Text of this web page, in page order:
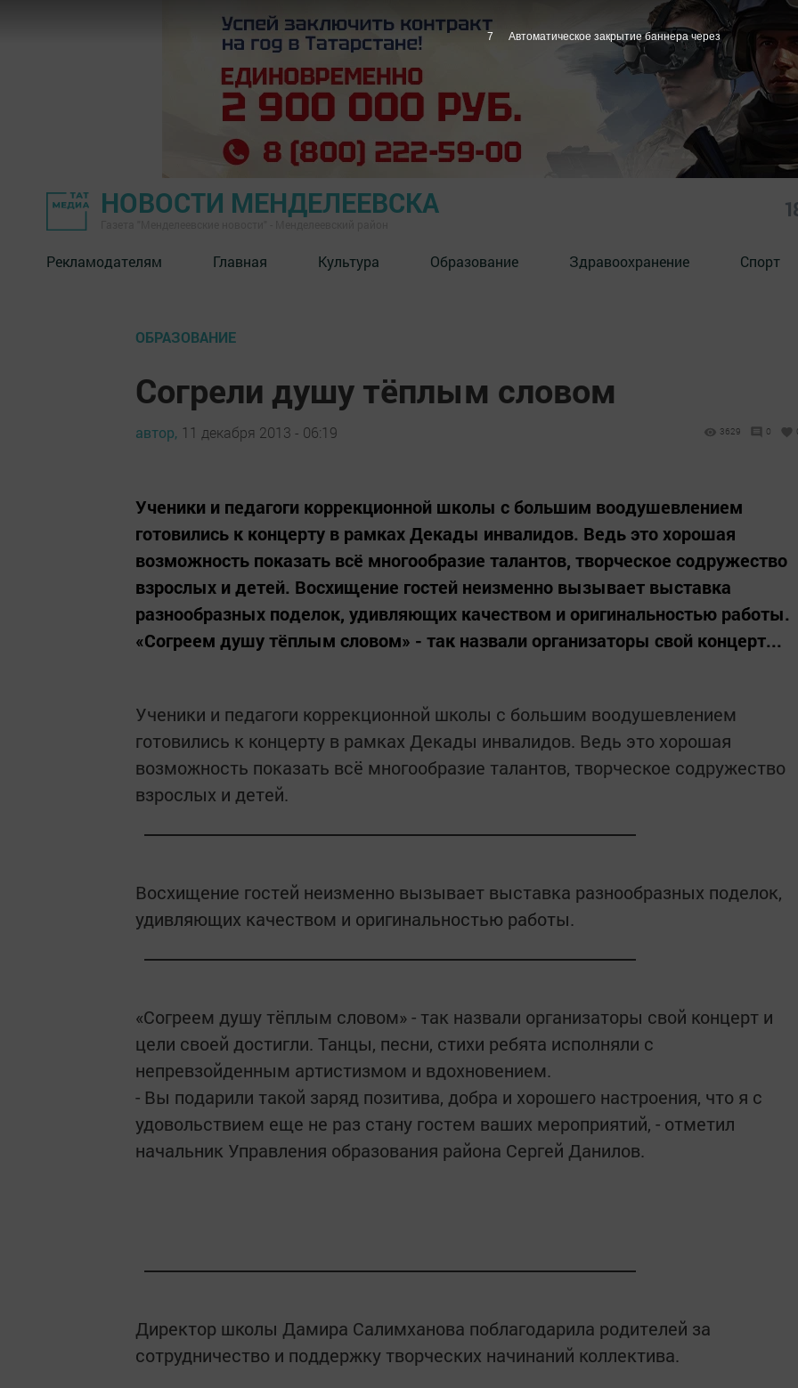
НОВОСТИ МЕНДЕЛЕЕВСКА
Рекламодателям Главная Культура Образование Здравоохранение Спорт
ОБРАЗОВАНИЕ
Согрели душу тёплым словом
автор, 11 декабря 2013 - 06:19 3629 0
Ученики и педагоги коррекционной школы с большим воодушевлением
готовились к концерту в рамках Декады инвалидов. Ведь это хорошая
возможность показать всё многообразие талантов, творческое содружество
взрослых и детей. Восхищение гостей неизменно вызывает выставка
разнообразных поделок, удивляющих качеством и оригинальностью работы.
«Согреем душу тёплым словом» - так назвали организаторы свой концерт...
Ученики и педагоги коррекционной школы с большим воодушевлением
готовились к концерту в рамках Декады инвалидов. Ведь это хорошая
возможность показать всё многообразие талантов, творческое содружество
взрослых и детей.
Восхищение гостей неизменно вызывает выставка разнообразных поделок,
удивляющих качеством и оригинальностью работы.
«Согреем душу тёплым словом» - так назвали организаторы свой концерт и
цели своей достигли. Танцы, песни, стихи ребята исполняли с
непревзойденным артистизмом и вдохновением.
- Вы подарили такой заряд позитива, добра и хорошего настроения, что я с
удовольствием еще не раз стану гостем ваших мероприятий, - отметил
начальник Управления образования района Сергей Данилов.
Директор школы Дамира Салимханова поблагодарила родителей за
сотрудничество и поддержку творческих начинаний коллектива.
6 Автоматическое закрытие баннера через